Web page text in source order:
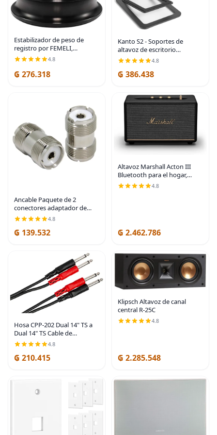
Estabilizador de peso de
registro por FEMELI,
abrazaderas de peso para
tocadiscos de bajo perfil para
ajustarse debajo de la
4.8
₲ 276.318
Kanto S2 - Soportes de
altavoz de escritorio
inclinados para altavoces
pequeños y monitores de
estudio compactos de 2 a 3
4.8
₲ 386.438
Ancable Paquete de 2
conectores adaptador de
cable coaxial SO-239 / PL-259
UHF hembra a hembra,
conector de acoplador PL259
4.8
₲ 139.532
Altavoz Marshall Acton III
Bluetooth para el hogar,
Negro
4.8
₲ 2.462.786
Hosa CPP-202 Dual 14" TS a
Dual 14" TS Cable de
Interconexión Estéreo, 6.6 ft
4.8
₲ 210.415
Klipsch Altavoz de canal
central R-25C
4.8
₲ 2.285.548